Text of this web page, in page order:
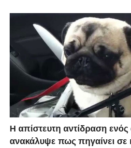
Η απίστευτη αντίδραση
ανακάλυψε πως πηγαίνει σε